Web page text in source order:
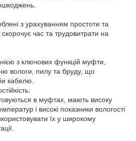
з урахуванням простоти та
час та трудовитрати на
з ключових функцій муфти,
вологи, пилу та бруду, що
кабелю.
в муфтах, мають високу
і високі показники вологості
їх у широкому